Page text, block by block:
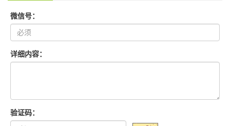
微信号：
详细内容：
验证码：